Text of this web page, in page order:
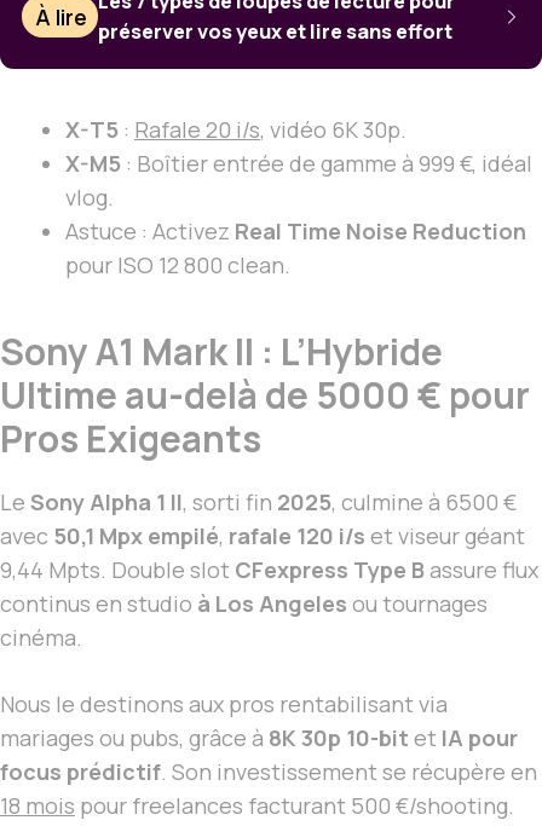
À lire préserver vos yeux et lire sans effort
X-T5 : Rafale 20 i/s, vidéo 6K 30p.
X-M5 : Boîtier entrée de gamme à 999 €, idéal
vlog.
Astuce : Activez Real Time Noise Reduction
pour ISO 12 800 clean.
Sony A1 Mark II : L’Hybride
Ultime au-delà de 5000 € pour
Pros Exigeants
Le Sony Alpha 1 II, sorti fin 2025, culmine à 6500 €
avec 50,1 Mpx empilé, rafale 120 i/s et viseur géant
9,44 Mpts. Double slot CFexpress Type Bassure flux
continus en studio à Los Angeles ou tournages
cinéma.
Nous le destinons aux pros rentabilisant via
mariages ou pubs, grâce à 8K 30p 10-bit et IA pour
focus prédictif. Son investissement se récupère en
18 mois pour freelances facturant 500 €/shooting.